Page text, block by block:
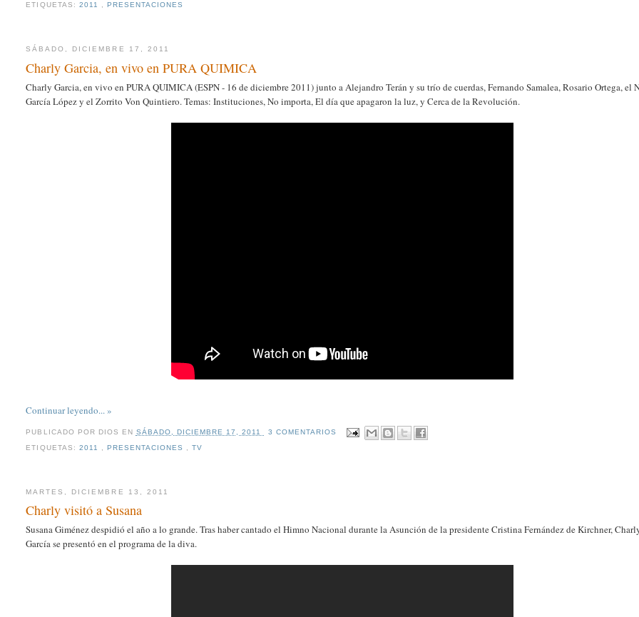
ETIQUETAS: 2011 , PRESENTACIONES
SÁBADO, DICIEMBRE 17, 2011
Charly Garcia, en vivo en PURA QUIMICA
Charly Garcia, en vivo en PURA QUIMICA (ESPN - 16 de diciembre 2011) junto a Alejandro Terán y su trío de cuerdas, Fernando Samalea, Rosario Ortega, el
García López y el Zorrito Von Quintiero. Temas: Instituciones, No importa, El día que apagaron la luz, y Cerca de la Revolución.
Continuar leyendo... »
PUBLICADO POR DIOS EN SÁBADO, DICIEMBRE 17, 2011
3 COMENTARIOS
ETIQUETAS: 2011 PRESENTACIONES TV
MARTES, DICIEMBRE 13, 2011
Charly visitó a Susana
Susana Giménez despidió el año a lo grande. Tras haber cantado el Himno Nacional durante la Asunción de la presidente Cristina Fernández de Kirchner,
García se presentó en el programa de la diva.